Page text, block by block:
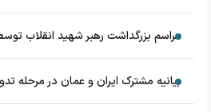
مراسم بزرگداشت رهبر شهید انقلاب
بیانیه مشترک ایران و عمان در مرحله